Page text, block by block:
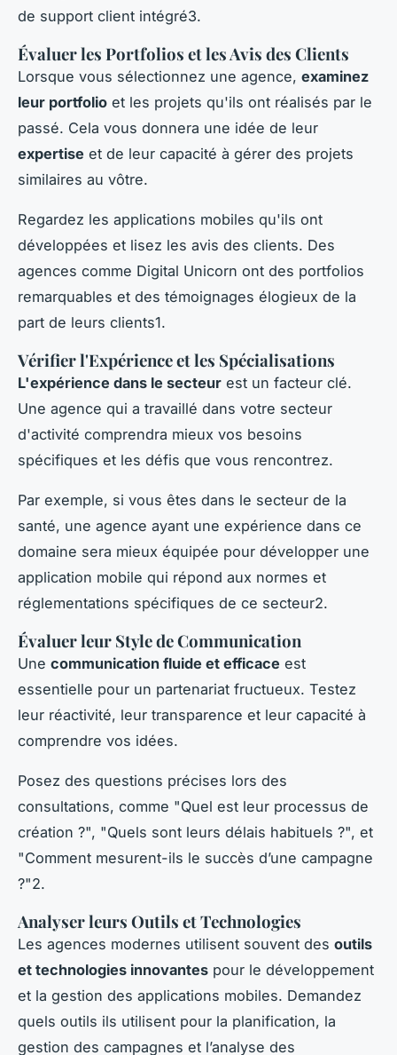
de support client intégré3.
Évaluer les Portfolios et les Avis des Clients
Lorsque vous sélectionnez une agence, examinez
leur portfolio et les projets qu'ils ont réalisés par le
passé. Cela vous donnera une idée de leur
expertise et de leur capacité à gérer des projets
similaires au vôtre.
Regardez les applications mobiles qu'ils ont
développées et lisez les avis des clients. Des
agences comme Digital Unicorn ont des portfolios
remarquables et des témoignages élogieux de la
part de leurs clients1.
Vérifier l'Expérience et les Spécialisations
L'expérience dans le secteur est un facteur clé.
Une agence qui a travaillé dans votre secteur
d'activité comprendra mieux vos besoins
spécifiques et les défis que vous rencontrez.
Par exemple, si vous êtes dans le secteur de la
santé, une agence ayant une expérience dans ce
domaine sera mieux équipée pour développer une
application mobile qui répond aux normes et
réglementations spécifiques de ce secteur2.
Évaluer leur Style de Communication
Une communication fluide et efficace est
essentielle pour un partenariat fructueux. Testez
leur réactivité, leur transparence et leur capacité à
comprendre vos idées.
Posez des questions précises lors des
consultations, comme "Quel est leur processus de
création ?", "Quels sont leurs délais habituels ?", et
"Comment mesurent-ils le succès d’une campagne
?"2.
Analyser leurs Outils et Technologies
Les agences modernes utilisent souvent des outils
et technologies innovantes pour le développement
et la gestion des applications mobiles. Demandez
quels outils ils utilisent pour la planification, la
gestion des campagnes et l’analyse des